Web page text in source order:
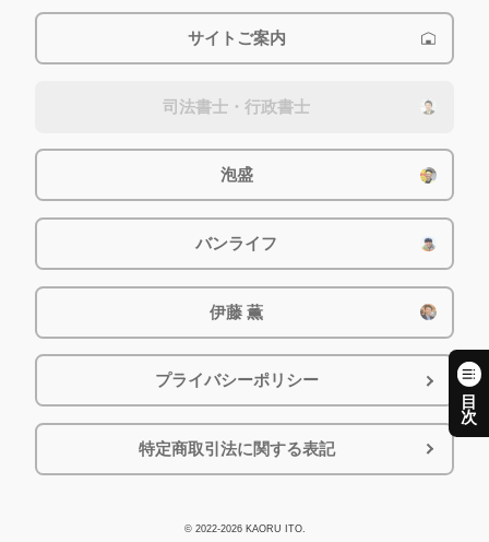
サイトご案内
司法書士・行政書士
泡盛
バンライフ
伊藤 薫
プライバシーポリシー
特定商取引法に関する表記
© 2022-2026 KAORU ITO.